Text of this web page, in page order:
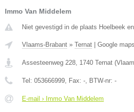
Immo Van Middelem
Niet gevestigd in de plaats Hoelbeek
Vlaams-Brabant » Ternat Google maps
Assesteenweg 228 1740 Ternat (
Tel: 053666999 , Fax: - , BTW-nr: -
E-mail › Immo Van Middelem